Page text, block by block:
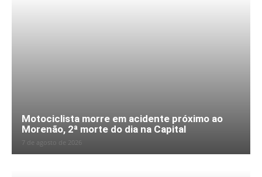
Motociclista morre em acidente próximo ao
Morenão, 2ª morte do dia na Capital
7 de agosto de 2026